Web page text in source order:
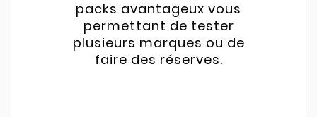
packs avantageux vous
permettant de tester
plusieurs marques ou de
faire des réserves.